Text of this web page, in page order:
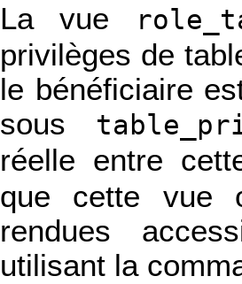
La vue
privilèges de
le bénéficiaire
sous
réelle entre
que cette vue
rendues
utilisant la